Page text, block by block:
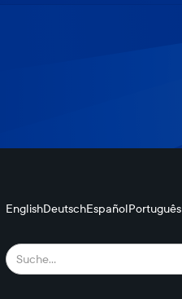
EnglishDeutschEspañolPortuguês